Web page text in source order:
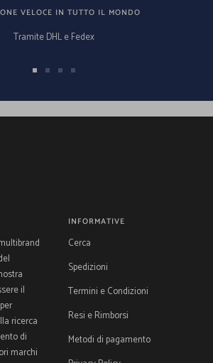
VELOCE IN TUTTO IL MONDO
Tramite DHL e Fedex
Vai Vai Vai Vai
il
ricerca
di
marchi
INFORMATIVE
Cerca
Spedizioni
Termini e Condizioni
Resi e Rimborsi
Metodi di pagamento